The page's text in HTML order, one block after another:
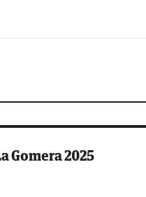
Gomera 2025